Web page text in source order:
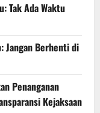
Tak Ada Waktu
Jangan Berhenti di
Penanganan
Kejaksaan